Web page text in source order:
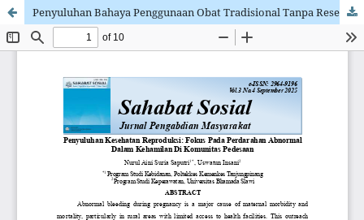
Penyuluhan Bahaya Penggunaan Obat Tradisional Tanpa Resep Selama Kehamilan Terhadap Risiko Abortus